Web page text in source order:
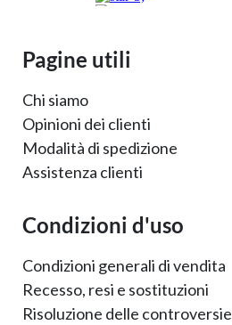
Pagine utili
Chi siamo
Opinioni dei clienti
Modalità di spedizione
Assistenza clienti
Condizioni d'uso
Condizioni generali di vendita
Recesso, resi e sostituzioni
Risoluzione delle controversie